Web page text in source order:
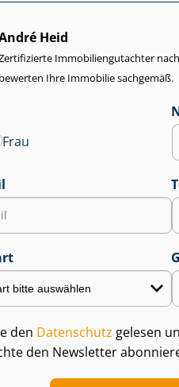
Heid
Im­mo­bi­li­en­gut­ach­ter nach
bewerten Ihre Immobilie sachgemäß.
Frau
den Datenschutz gelesen
den Newsletter